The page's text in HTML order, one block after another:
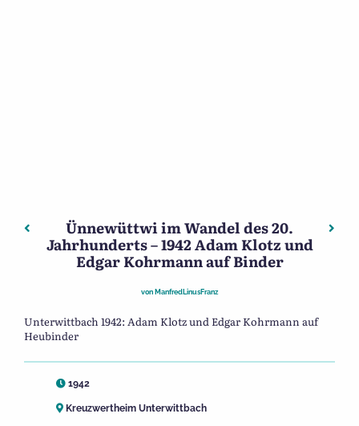
Beitragsnavigation
Vorheriger: Ünnewüttwi im Wandel des 20.
Ünnewüttwi im Wandel des 20.
Jahrhunderts – 1942 Adam Klotz und
Edgar Kohrmann auf Binder
von ManfredLinusFranz
Unterwittbach 1942: Adam Klotz und Edgar Kohrmann auf
Heubinder
1942
Kreuzwertheim Unterwittbach